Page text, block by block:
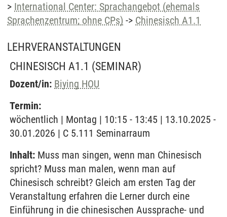
> International Center: Sprachangebot (ehemals
Sprachenzentrum; ohne CPs) -> Chinesisch A1.1
LEHRVERANSTALTUNGEN
CHINESISCH A1.1 (SEMINAR)
Dozent/in: Biying HOU
Termin:
wöchentlich | Montag | 10:15 - 13:45 | 13.10.2025 -
30.01.2026 | C 5.111 Seminarraum
Inhalt: Muss man singen, wenn man Chinesisch
spricht? Muss man malen, wenn man auf
Chinesisch schreibt? Gleich am ersten Tag der
Veranstaltung erfahren die Lerner durch eine
Einführung in die chinesischen Aussprache- und